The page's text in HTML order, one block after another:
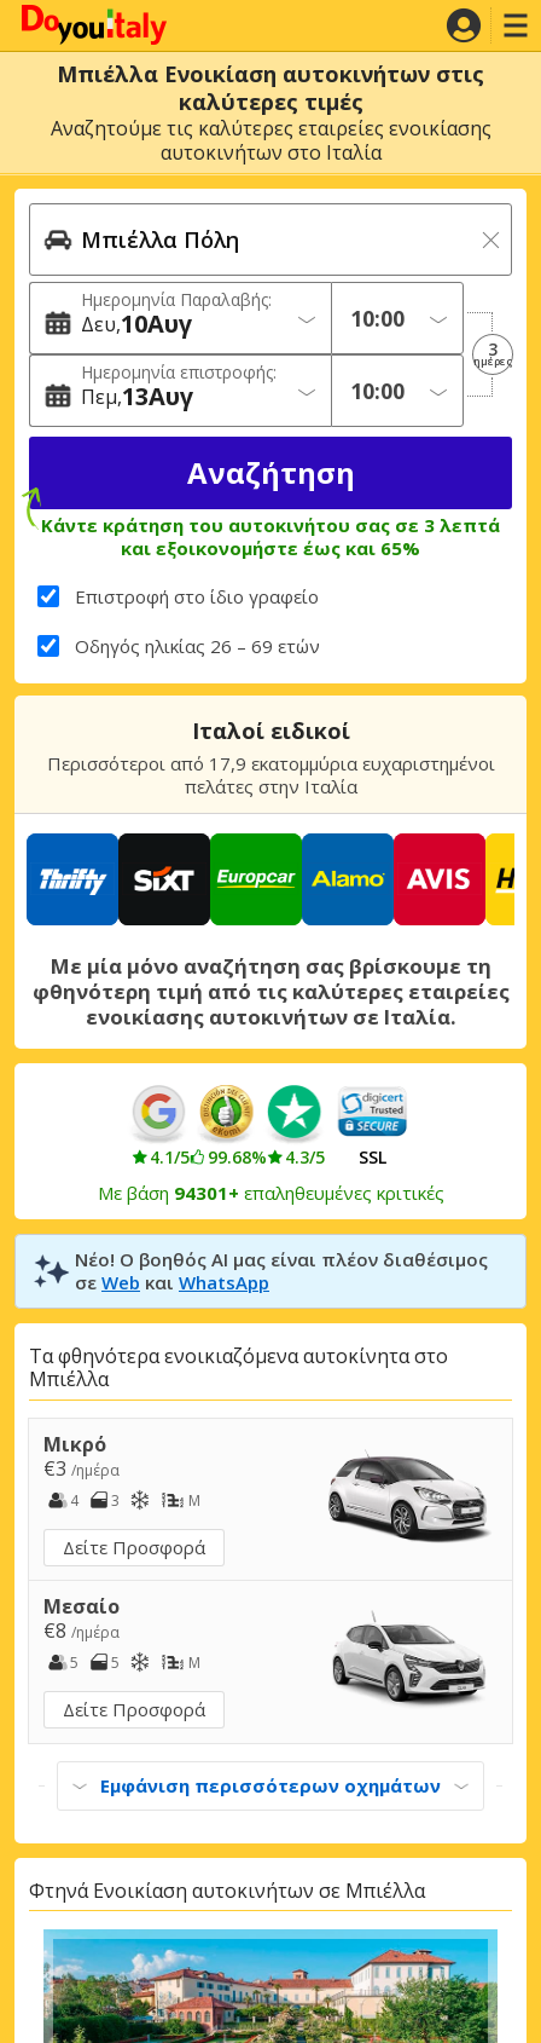
Μπιέλλα Ενοικίαση αυτοκινήτων στις
καλύτερες τιμές
Αναζητούμε τις καλύτερες εταιρείες ενοικίασης
αυτοκινήτων στο Ιταλία
Ημερομηνία Παραλαβής:
Δευ 10Αυγ
Ημερομηνία επιστροφής:
Πεμ 13Αυγ
3
ημέρες
Κάντε κράτηση του αυτοκινήτου σας σε 3 λεπτά
και εξοικονομήστε έως και 65%
Επιστροφή στο ίδιο γραφείο
Οδηγός ηλικίας 26 – 69 ετών
Ιταλοί ειδικοί
Περισσότεροι από 17,9 εκατομμύρια ευχαριστημένοι
πελάτες στην Ιταλία
Με μία μόνο αναζήτηση σας βρίσκουμε τη
φθηνότερη τιμή από τις καλύτερες εταιρείες
ενοικίασης αυτοκινήτων σε Ιταλία.
4.1/5 99.68% 4.3/5 SSL
Με βάση 94301+ επαληθευμένες κριτικές
Νέο! Ο βοηθός AI μας είναι πλέον διαθέσιμος
σε Web και WhatsApp
Τα φθηνότερα ενοικιαζόμενα αυτοκίνητα στο
Μπιέλλα
Μικρό
€3 /ημέρα
4
3 M
Δείτε Προσφορά
Μεσαίο
€8 /ημέρα
5
5 M
Δείτε Προσφορά
Εμφάνιση περισσότερων οχημάτων
Φτηνά Ενοικίαση αυτοκινήτων σε Μπιέλλα